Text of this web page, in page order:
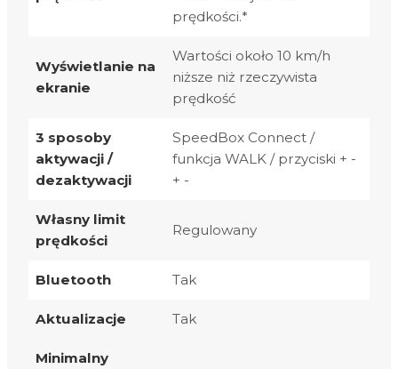
prędkości.*
Wyświetlanie na
ekranie
Wartości około 10 km/h
niższe niż rzeczywista
prędkość
3 sposoby
aktywacji /
dezaktywacji
SpeedBox Connect /
funkcja WALK / przyciski + -
+ -
Własny limit
prędkości
Regulowany
Bluetooth Tak
Aktualizacje Tak
Minimalny